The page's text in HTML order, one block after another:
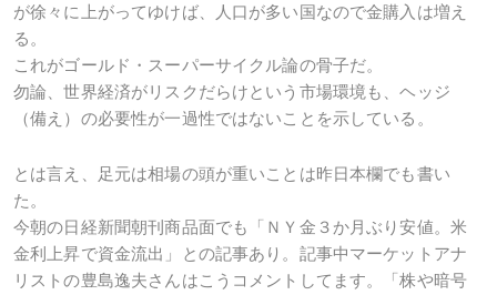
が徐々に上がってゆけば、人口が多い国なので金購入は増え
る。
これがゴールド・スーパーサイクル論の骨子だ。
勿論、世界経済がリスクだらけという市場環境も、ヘッジ
（備え）の必要性が一過性ではないことを示している。
とは言え、足元は相場の頭が重いことは昨日本欄でも書い
た。
今朝の日経新聞朝刊商品面でも「ＮＹ金３か月ぶり安値。米
金利上昇で資金流出」との記事あり。記事中マーケットアナ
リストの豊島逸夫さんはこうコメントしてます。「株や暗号